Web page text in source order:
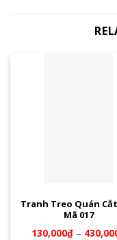
Tranh Treo Quán
Mã 017
130,000₫–